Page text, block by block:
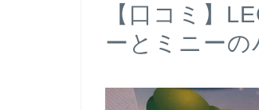
【口コミ】
ーとミニー